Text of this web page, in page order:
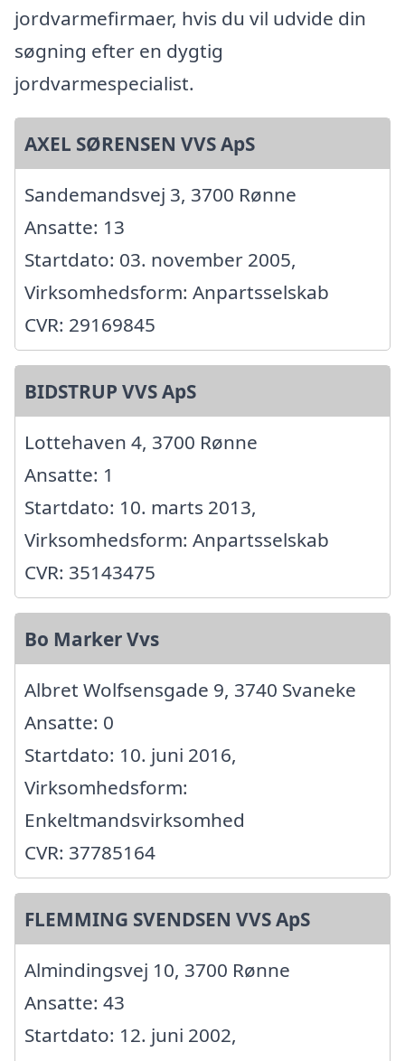
jordvarmefirmaer, hvis du vil udvide din
søgning efter en dygtig
jordvarmespecialist.
AXEL SØRENSEN VVS ApS
Sandemandsvej 3, 3700 Rønne
Ansatte: 13
Startdato: 03. november 2005,
Virksomhedsform: Anpartsselskab
CVR: 29169845
BIDSTRUP VVS ApS
Lottehaven 4, 3700 Rønne
Ansatte: 1
Startdato: 10. marts 2013,
Virksomhedsform: Anpartsselskab
CVR: 35143475
Bo Marker Vvs
Albret Wolfsensgade 9, 3740 Svaneke
Ansatte: 0
Startdato: 10. juni 2016,
Virksomhedsform:
Enkeltmandsvirksomhed
CVR: 37785164
FLEMMING SVENDSEN VVS ApS
Almindingsvej 10, 3700 Rønne
Ansatte: 43
Startdato: 12. juni 2002,